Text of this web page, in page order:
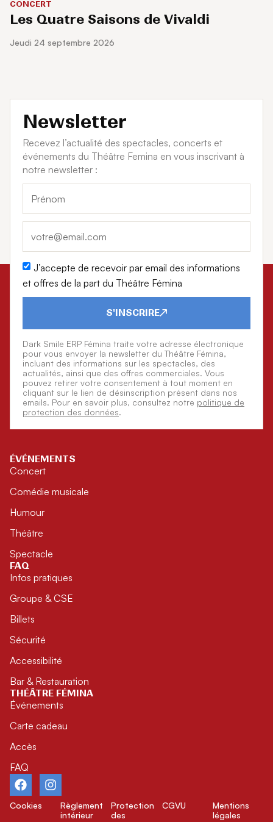
CONCERT
Les Quatre Saisons de Vivaldi
jeudi 24 septembre 2026
Newsletter
Recevez l’actualité des spectacles, concerts et
événements du Théâtre Femina en vous inscrivant à
notre newsletter :
J’accepte de recevoir par email des informations
et offres de la part du Théâtre Fémina
S'INSCRIRE
Dark Smile ERP Fémina traite votre adresse électronique
pour vous envoyer la newsletter du Théâtre Fémina,
incluant des informations sur les spectacles, des
actualités, ainsi que des offres commerciales. Vous
pouvez retirer votre consentement à tout moment en
cliquant sur le lien de désinscription présent dans nos
emails. Pour en savoir plus, consultez notre politique de
protection des données.
ÉVÉNEMENTS
Concert
Comédie musicale
Humour
Théâtre
Spectacle
FAQ
Infos pratiques
Groupe & CSE
Billets
Sécurité
Accessibilité
Bar & Restauration
THÉÂTRE FÉMINA
Événements
Carte cadeau
Accès
FAQ
Cookies
Règlement
intérieur
Protection
des
CGVU
Mentions
légales